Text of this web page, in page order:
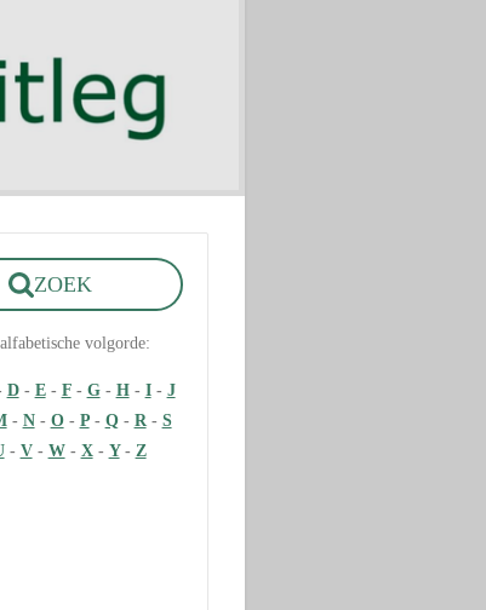
ZOEK
volgorde:
D- E- F- G- H- I- J
- N- O- P- Q- R - S
- V- W- X- Y- Z